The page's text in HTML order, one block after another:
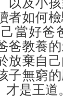
以及小
者如何
當好爸
爸教養
放棄自
子無窮
才是王道